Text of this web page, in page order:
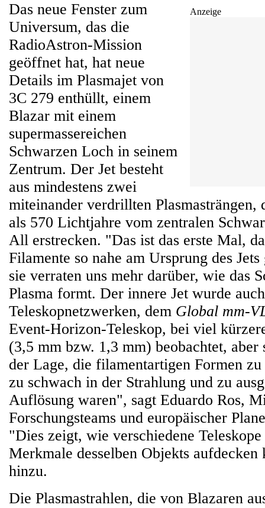
Anzeige
Das neue Fenster zum
Universum, das die
RadioAstron-Mission
geöffnet hat, hat neue
Details im Plasmajet von
3C 279 enthüllt, einem
Blazar mit einem
supermassereichen
Schwarzen Loch in seinem
Zentrum. Der Jet besteht
aus mindestens zwei
miteinander verdrillten Plasmasträngen,
als 570 Lichtjahre vom zentralen
All erstrecken. "Das ist das erste Mal,
Filamente so nahe am Ursprung des Jets
sie verraten uns mehr darüber, wie das
Plasma formt. Der innere Jet wurde
Teleskopnetzwerken, dem Global mm-
Event-Horizon-Teleskop, bei viel
(3,5 mm bzw. 1,3 mm) beobachtet,
der Lage, die filamentartigen Formen
zu schwach in der Strahlung und zu
Auflösung waren", sagt Eduardo Ros,
Forschungsteams und europäischer
"Dies zeigt, wie verschiedene
Merkmale desselben Objekts
hinzu.
Die Plasmastrahlen, die von Blazaren